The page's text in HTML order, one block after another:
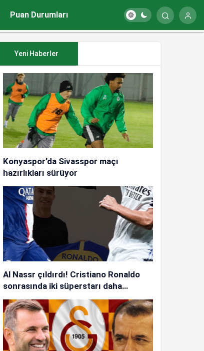
Puan Durumları
Yeni Haberler
Konyaspor’da Sivasspor maçı
hazırlıkları sürüyor
Al Nassr çıldırdı! Cristiano Ronaldo
sonrasında iki süperstarı daha
istiyorlar…